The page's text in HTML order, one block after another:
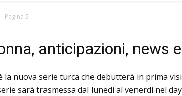
Pagina 5
anticipazioni, news
la nuova serie turca che debutterà in prima
sarà trasmessa dal lunedì al venerdì nel